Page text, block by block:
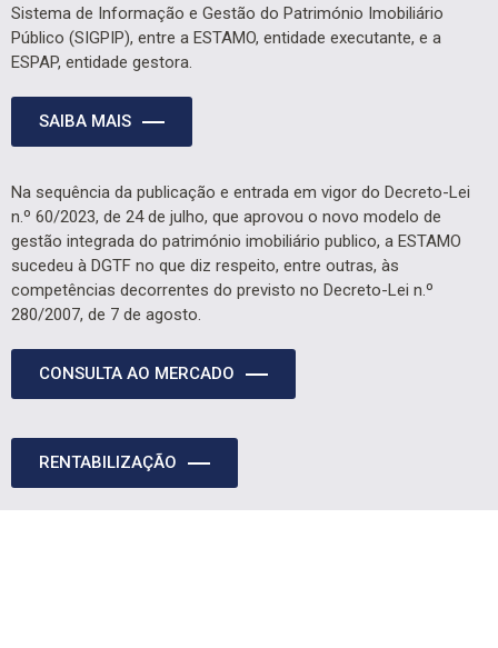
Sistema de Informação e Gestão do Património Imobiliário
Público (SIGPIP), entre a ESTAMO, entidade executante, e a
ESPAP, entidade gestora.
SAIBA MAIS
Na sequência da publicação e entrada em vigor do Decreto-Lei
n.º 60/2023, de 24 de julho, que aprovou o novo modelo de
gestão integrada do património imobiliário publico, a ESTAMO
sucedeu à DGTF no que diz respeito, entre outras, às
competências decorrentes do previsto no Decreto-Lei n.º
280/2007, de 7 de agosto.
CONSULTA AO MERCADO
RENTABILIZAÇÃO